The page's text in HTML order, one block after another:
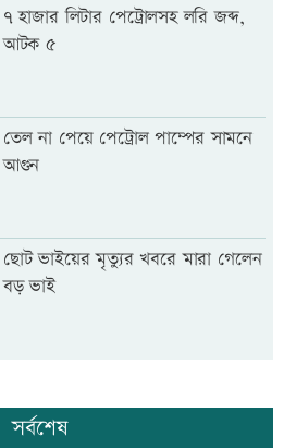
৭ হাজার লিটার পেট্রোলসহ লরি জব্দ,
আটক ৫
তেল না পেয়ে পেট্রোল পাম্পের সামনে
আগুন
ছোট ভাইয়ের মৃত্যুর খবরে মারা গেলেন
বড় ভাই
সর্বশেষ